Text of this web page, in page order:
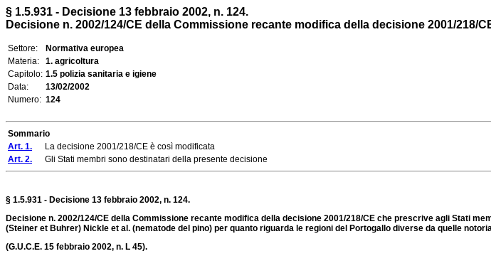
§ 1.5.931 - Decisione 13 febbraio 2002, n. 124.
Decisione n. 2002/124/CE della Commissione recante modifica della decisione 2001/218/
Settore:
Normativa europea
Materia:
1. agricoltura
Capitolo: 1.5 polizia sanitaria e igiene
Data:
13/02/2002
Numero: 124
Sommario
Art. 1. La decisione 2001/218/CE è così modificata
Art. 2. Gli Stati membri sono destinatari della presente decisione
§ 1.5.931 - Decisione 13 febbraio 2002, n. 124.
Decisione n. 2002/124/CE della Commissione recante modifica della decisione 2001/218/CE che prescrive agli Stati
(Steiner et Buhrer) Nickle et al. (nematode del pino) per quanto riguarda le regioni del Portogallo diverse da quelle
(G.U.C.E. 15 febbraio 2002, n. L 45).